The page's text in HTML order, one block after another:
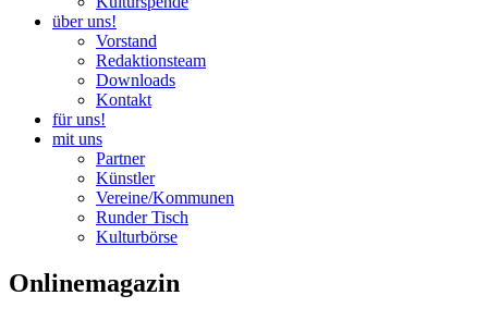
über uns!
Vorstand
Redaktionsteam
Downloads
Kontakt
für uns!
mit uns
Partner
Künstler
Vereine/Kommunen
Runder Tisch
Kulturbörse
Onlinemagazin